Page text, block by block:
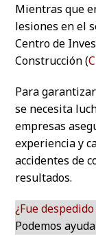
Mientras que
lesiones en el
Centro de
Construcción (
Para
se necesita
empresas
experiencia y
accidentes de
resultados.
¿Fue
Podemos